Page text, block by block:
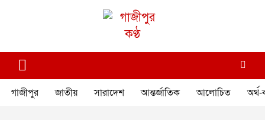
গাজীপুর কণ্ঠ
গাজীপুর জাতীয় সারাদেশ আন্তর্জাতিক আলোচিত অর্থ-